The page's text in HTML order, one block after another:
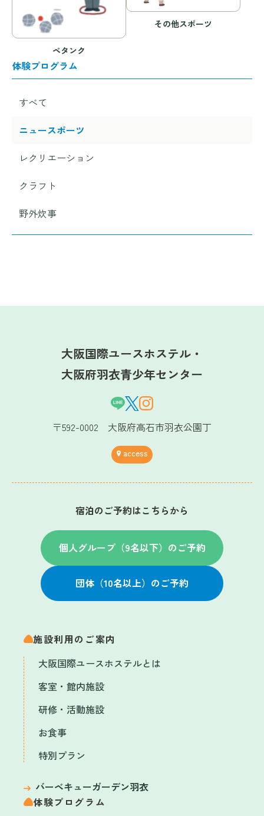
体験プログラム
すべて
ニュースポーツ
レクリエーション
クラフト
野外炊事
ペタンク
その他スポーツ
大阪国際ユースホステル・
大阪府羽衣青少年センター
〒592-0002 大阪府高石市羽衣公園丁
access
宿泊のご予約はこちらから
個人グループ（9名以下）のご予約
団体（10名以上）のご予約
施設利用のご案内
大阪国際ユースホステルとは
客室・館内施設
研修・活動施設
お食事
特別プラン
バーベキューガーデン羽衣
体験プログラム